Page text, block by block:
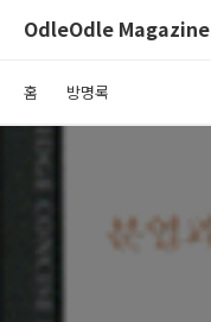
OdleOdle Magazine
홈 방명록